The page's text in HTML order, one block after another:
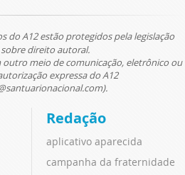
do A12 estão protegidos pela legislação
direito autoral.
meio de comunicação, eletrônico ou
expressa do A12
Redação
aplicativo aparecida
campanha da fraternidade